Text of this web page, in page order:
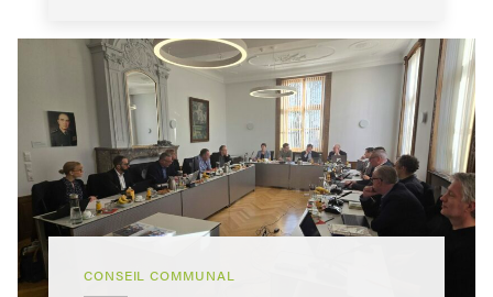
CONSEIL COMMUNAL